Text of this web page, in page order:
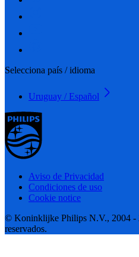
Selecciona país / idioma
Uruguay / Español
Aviso de Privacidad
Condiciones de uso
Cookie notice
© Koninklijke Philips N.V., 2004 -
reservados.